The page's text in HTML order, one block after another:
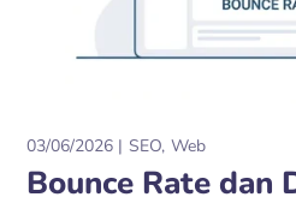
03/06/2026 SEO Web
Bounce Rate dan